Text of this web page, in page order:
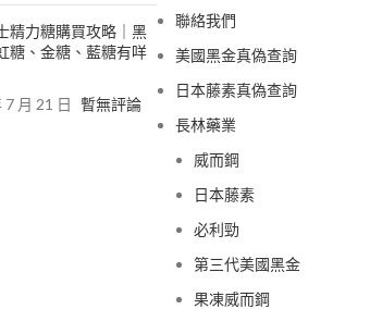
精力糖購買攻略｜黑
糖、金糖、藍糖有咩
7 月 21 日 暫無評論
聯絡我們
美國黑金真偽查詢
日本藤素真偽查詢
長林藥業
威而鋼
日本藤素
必利勁
第三代美國黑金
果凍威而鋼